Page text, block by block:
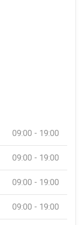
09:00 - 19:00
09:00 - 19:00
09:00 - 19:00
09:00 - 19:00